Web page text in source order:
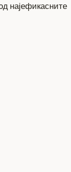
најефикасните